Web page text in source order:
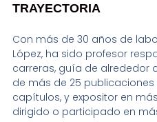
TRAYECTORIA
Con más de 30 años de
López, ha sido profesor
carreras, guía de alrededor
de más de 25
capítulos, y expositor en
dirigido o participado en